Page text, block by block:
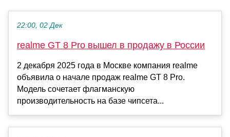
22:00, 02 Дек
realme GT 8 Pro вышел в продажу в России
2 декабря 2025 года в Москве компания realme
объявила о начале продаж realme GT 8 Pro.
Модель сочетает флагманскую
производительность на базе чипсета...